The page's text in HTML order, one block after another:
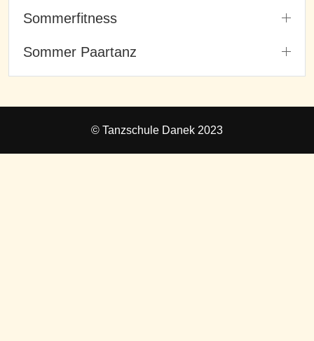
Sommerfitness
Sommer Paartanz
© Tanzschule Danek 2023